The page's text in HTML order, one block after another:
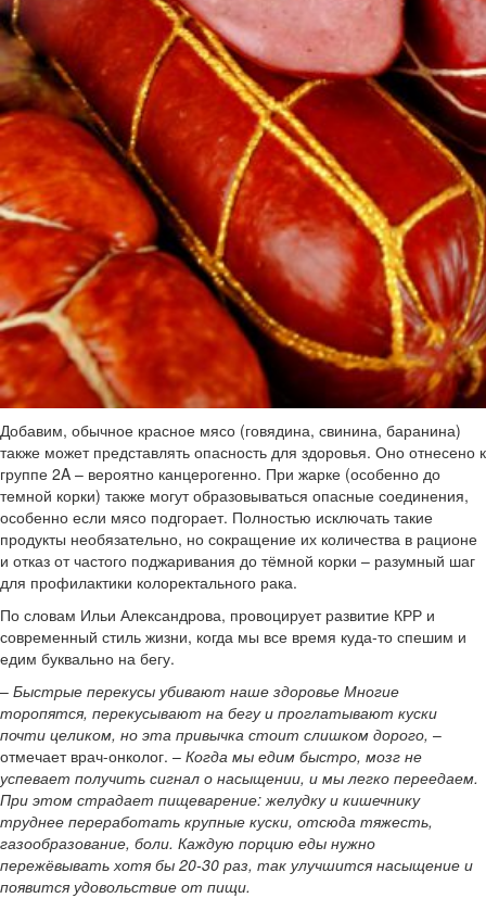
Добавим, обычное красное мясо (говядина, свинина, баранина)
также может представлять опасность для здоровья. Оно отнесено к
группе 2A – вероятно канцерогенно. При жарке (особенно до
темной корки) также могут образовываться опасные соединения,
особенно если мясо подгорает. Полностью исключать такие
продукты необязательно, но сокращение их количества в рационе
и отказ от частого поджаривания до тёмной корки – разумный шаг
для профилактики колоректального рака.
По словам Ильи Александрова, провоцирует развитие КРР и
современный стиль жизни, когда мы все время куда-то спешим и
едим буквально на бегу.
– Быстрые перекусы убивают наше здоровье Многие
торопятся, перекусывают на бегу и проглатывают куски
почти целиком, но эта привычка стоит слишком дорого, –
отмечает врач-онколог. – Когда мы едим быстро, мозг не
успевает получить сигнал о насыщении, и мы легко переедаем.
При этом страдает пищеварение: желудку и кишечнику
труднее переработать крупные куски, отсюда тяжесть,
газообразование, боли. Каждую порцию еды нужно
пережёвывать хотя бы 20-30 раз, так улучшится насыщение и
появится удовольствие от пищи.